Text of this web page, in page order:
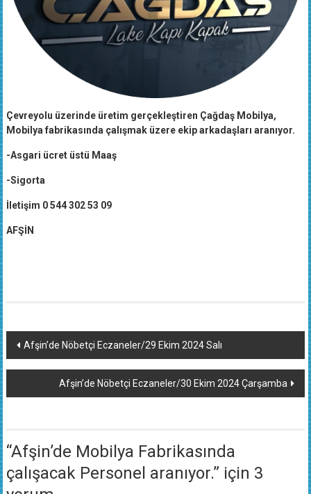
Çevreyolu üzerinde üretim gerçekleştiren Çağdaş Mobilya,
Mobilya fabrikasında çalışmak üzere ekip arkadaşları aranıyor.
-Asgari ücret üstü Maaş
-Sigorta
İletişim 0 544 302 53 09
AFŞİN
Yazı
dolaşımı
Afşin’de Nöbetçi Eczaneler/29 Ekim 2024 Salı
Afşin’de Nöbetçi Eczaneler/30 Ekim 2024 Çarşamba
“Afşin’de Mobilya Fabrikasında
çalışacak Personel aranıyor.” için 3